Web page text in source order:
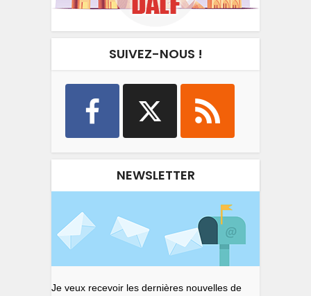
SUIVEZ-NOUS !
NEWSLETTER
Je veux recevoir les dernières nouvelles de